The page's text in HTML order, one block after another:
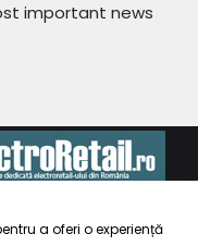
a oferi o experiență
important news